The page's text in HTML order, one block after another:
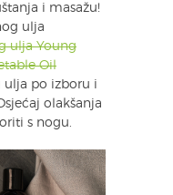
i masažu!
ulja
ulja Young
Oil
po izboru i
olakšanja
s nogu.